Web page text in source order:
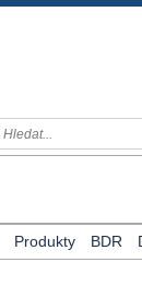
Produkty BDR